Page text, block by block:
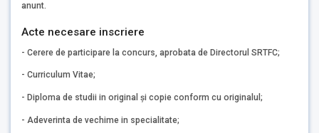
anunt.
Acte necesare inscriere
- Cerere de participare la concurs, aprobata de Directorul SRTFC;
- Curriculum Vitae;
- Diploma de studii in original şi copie conform cu originalul;
- Adeverinta de vechime in specialitate;